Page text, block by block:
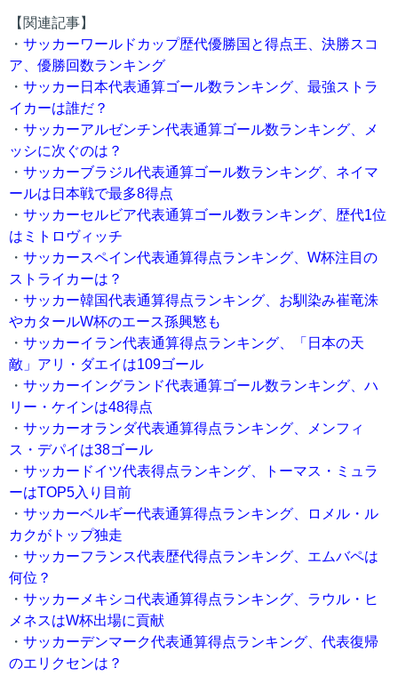
【関連記事】
・ サッカーワールドカップ歴代優勝国と得点王、決勝スコ
ア、優勝回数ランキング
・ サッカー日本代表通算ゴール数ランキング、最強ストラ
イカーは誰だ？
・ サッカーアルゼンチン代表通算ゴール数ランキング、メ
ッシに次ぐのは？
・ サッカーブラジル代表通算ゴール数ランキング、ネイマ
ールは日本戦で最多8得点
・ サッカーセルビア代表通算ゴール数ランキング、歴代1位
はミトロヴィッチ
・ サッカースペイン代表通算得点ランキング、W杯注目の
ストライカーは？
・ サッカー韓国代表通算得点ランキング、お馴染み崔竜洙
やカタールW杯のエース孫興慜も
・ サッカーイラン代表通算得点ランキング、「日本の天
敵」アリ・ダエイは109ゴール
・ サッカーイングランド代表通算ゴール数ランキング、ハ
リー・ケインは48得点
・ サッカーオランダ代表通算得点ランキング、メンフィ
ス・デパイは38ゴール
・ サッカードイツ代表得点ランキング、トーマス・ミュラ
ーはTOP5入り目前
・ サッカーベルギー代表通算得点ランキング、ロメル・ル
カクがトップ独走
・ サッカーフランス代表歴代得点ランキング、エムバペは
何位？
・ サッカーメキシコ代表通算得点ランキング、ラウル・ヒ
メネスはW杯出場に貢献
・ サッカーデンマーク代表通算得点ランキング、代表復帰
のエリクセンは？